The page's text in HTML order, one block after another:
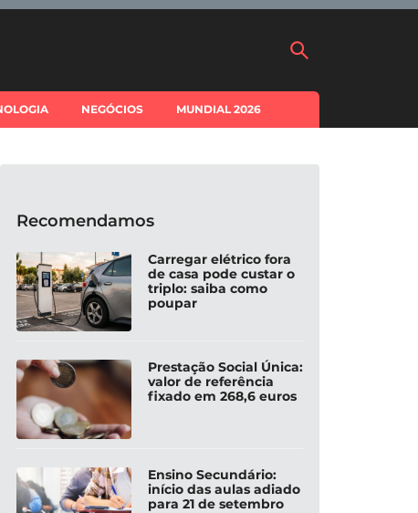
NEGÓCIOS MUNDIAL 2026
Recomendamos
Carregar elétrico fora
de casa pode custar o
triplo: saiba como
poupar
Prestação Social Única:
valor de referência
fixado em 268,6 euros
Ensino Secundário:
início das aulas adiado
para 21 de setembro